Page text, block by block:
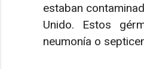
estaban
Unido. Estos
neumonía o